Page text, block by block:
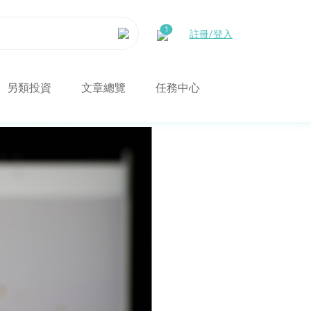
註冊/登入
另類投資 文章總覽 任務中心